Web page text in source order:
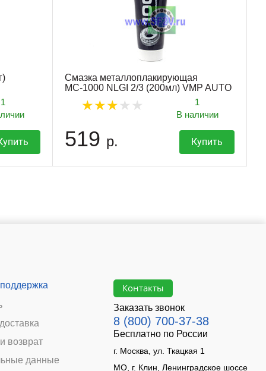
1
Смазка металлоплакирующая
МС-1000 NLGI 2/3 (200мл) VMP AUTO
1
В наличии
519 р. Купить
возврат
данные
Контакты
Заказать звонок
8 (800) 700-37-38
Бесплатно по России
г. Москва, ул. Ткацкая 1
МО, г. Клин, Ленинградское шоссе